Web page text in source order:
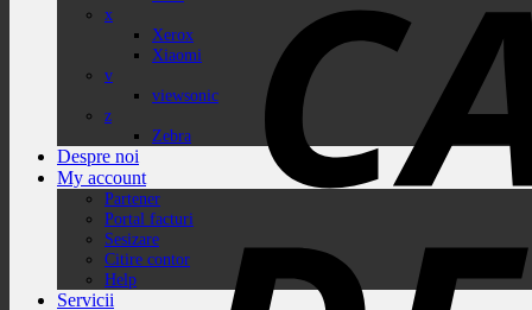
x
Xerox
Xiaomi
v
viewsonic
z
Zebra
Despre noi
My account
Partener
Portal facturi
Sesizare
Citire contor
Help
Servicii